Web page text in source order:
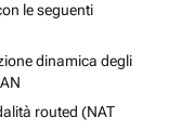
le seguenti
dinamica degli
routed (NAT